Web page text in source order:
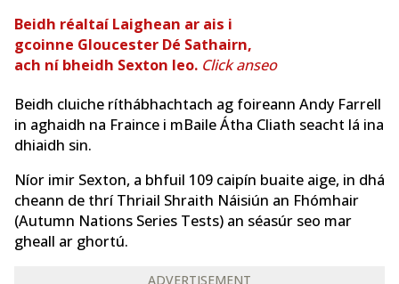
Beidh réaltaí Laighean ar ais i
gcoinne Gloucester Dé Sathairn,
ach ní bheidh Sexton leo. Click anseo
Beidh cluiche ríthábhachtach ag foireann Andy Farrell
in aghaidh na Fraince i mBaile Átha Cliath seacht lá ina
dhiaidh sin.
Níor imir Sexton, a bhfuil 109 caipín buaite aige, in dhá
cheann de thrí Thriail Shraith Náisiún an Fhómhair
(Autumn Nations Series Tests) an séasúr seo mar
gheall ar ghortú.
ADVERTISEMENT